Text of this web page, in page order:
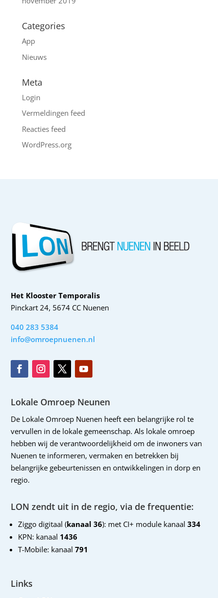
Categories
App
Nieuws
Meta
Login
Vermeldingen feed
Reacties feed
WordPress.org
Het Klooster Temporalis
Pinckart 24, 5674 CC Nuenen
040 283 5384
info@omroepnuenen.nl
Lokale Omroep Neunen
De Lokale Omroep Nuenen heeft een belangrijke rol te
vervullen in de lokale gemeenschap. Als lokale omroep
hebben wij de verantwoordelijkheid om de inwoners van
Nuenen te informeren, vermaken en betrekken bij
belangrijke gebeurtenissen en ontwikkelingen in dorp en
regio.
LON zendt uit in de regio, via de frequentie:
Ziggo digitaal (kanaal 36): met CI+ module kanaal 334
KPN: kanaal 1436
T-Mobile: kanaal791
Links